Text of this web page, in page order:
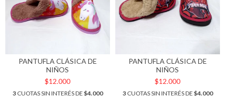
PANTUFLA CLÁSICA DE
NIÑOS
$12.000
3CUOTAS SIN INTERÉS DE $4.000
PANTUFLA CLÁSICA DE
NIÑOS
$12.000
3CUOTAS SIN INTERÉS DE $4.000